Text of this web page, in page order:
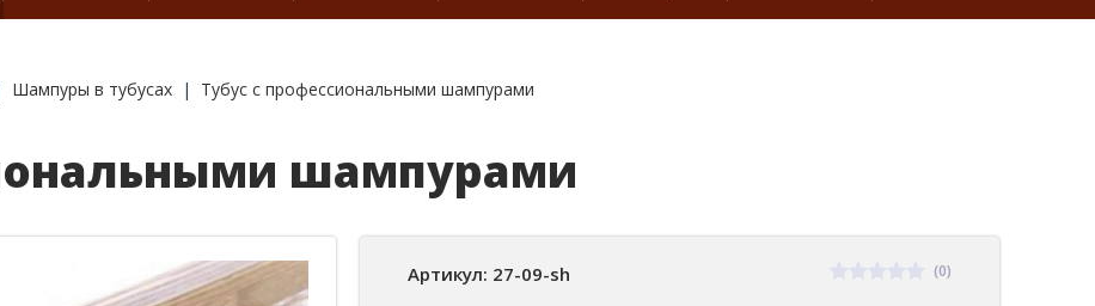
Шампуры в тубусах Тубус с профессиональными шампурами
шампурами
Артикул: 27-09-sh (0)